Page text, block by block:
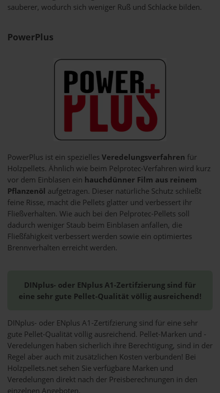
sauberer, wodurch sich weniger Ruß und Schlacke bilden.
PowerPlus
PowerPlus ist ein spezielles Veredelungsverfahren für
Holzpellets. Ähnlich wie beim Pelprotec-Verfahren wird kurz
vor dem Einblasen ein hauchdünner Film aus reinem
Pflanzenöl aufgetragen. Dieser natürliche Schutz schließt
feine Risse, macht die Pellets glatter und verbessert ihr
Fließverhalten. Wie auch bei den Pelprotec-Pellets soll
dadurch weniger Staub beim Einblasen anfallen, die
Fließfähigkeit verbessert werden sowie ein optimiertes
Brennverhalten erreicht werden.
DINplus- oder ENplus A1-Zertifzierung sind für
eine sehr gute Pellet-Qualität völlig ausreichend!
DINplus- oder ENplus A1-Zertifzierung sind für eine sehr
gute Pellet-Qualität völlig ausreichend. Pellet-Marken und -
Veredelungen haben sicherlich ihre Berechtigung, sind in der
Regel aber auch mit zusätzlichen Kosten verbunden! Bei
Holzpellets.net sehen Sie verfügbare Marken und
Veredelungen direkt nach der Preisberechnungen in den